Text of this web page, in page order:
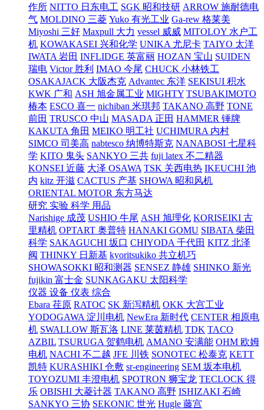
作所 NITTO 日东电工 SGK 昭和技研 ARROW 施耐德电
气 MOLDINO 三菱 Yuko 有光工业 Ga-rew 格莱美
Miyoshi 三好 Maxpull 大力 vessel 威威 MITOLOY 水户工
机 KOWAKASEI 兴和化学 UNIKA 尤尼卡 TAIYO 太洋
IWATA 岩田 INFLIDGE 英富丽 HOZAN 宝山 SUIDEN
瑞电 Victor 胜利 IMAO 今尾 CHUCK 小林铁工
OSAKAJACK 大阪杰克 Advantec 东洋 SEKISUI 积水
KWK 广和 ASH 旭金属工业 MIGHTY TSUBAKIMOTO
椿本 ESCO 喜一 nichiban 米琪邦 TAKANO 高野 TONE
前田 TRUSCO 中山 MASADA 正田 HAMMER 锤牌
KAKUTA 角田 MEIKO 明工社 UCHIMURA 内村
SIMCO 司美高 nabtesco 纳博特斯克 NANABOSI 七星科
学 KITO 鬼头 SANKYO 三共 fuji latex 不二精器
KONSEI 近藤 大泽 OSAWA TSK 关西电热 IKEUCHI 池
内 kitz 开滋 CACTUS 产基 SHOWA 昭和风机
ORIENTAL MOTOR 东方马达
研究 实验 科学 用品
Narishige 成茂 USHIO 牛尾 ASH 旭理化 KORISEIKI 古
里精机 OPTART 奥普特 HANAKI GOMU SIBATA 柴田
科学 SAKAGUCHI 坂口 CHIYODA 千代田 KITZ 北泽
阀 THINKY 日新基 kyoritsukiko 共立机巧
SHOWASOKKI 昭和测器 SENSEZ 静雄 SHINKO 新光
fujikin 富士金 SUNKAGAKU 太阳科学
仪器 设备 仪表 综合
Ebara 荏原 RATOC SK 新泻精机 OKK 大宫工业
YODOGAWA 淀川电机 NewEra 新时代 CENTER 相原电
机 SWALLOW 斯瓦洛 LINE 莱茵精机 TDK TACO
AZBIL TSURUGA 贺鹤电机 AMANO 安满能 OHM 欧姆
电机 NACHI 不二越 JFE 川铁 SONOTEC 松泰克 KETT
凯特 KURASHIKI 仓敷 sr-engineering SEM 坂本电机
TOYOZUMI 丰澄电机 SPOTRON 狮宝龙 TECLOCK 得
乐 OBISHI 大菱计器 TAKANO 高野 ISHIZAKI 石崎
SANKYO 三协 SEKONIC 世光 Hugle 藤宫